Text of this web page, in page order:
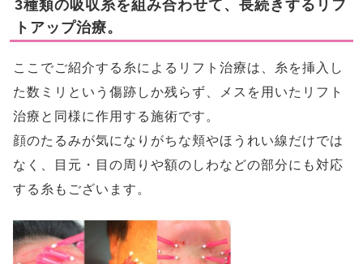
3種類の吸収糸を組み合わせて、長続きするリフ
トアップ治療。
​ここでご紹介する糸によるリフト治療は、糸を挿入し
た数ミリという傷跡しか残らず、メスを用いたリフト
治療と同様に作用する施術です。
顔のたるみが気になりがちな頬やほうれい線だけでは
なく、目元・目の周りや額のしわなどの部分にも対応
する糸もございます。